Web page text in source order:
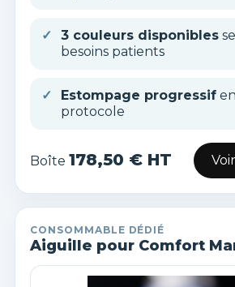
Créer une liste
Nom de la liste d'envies
Connexion
3 couleurs disponibles
besoins patients
Estompage progressif
protocole
Boîte 178,50 € HT
CONSOMMABLE DÉDIÉ
Aiguille pour Comfort